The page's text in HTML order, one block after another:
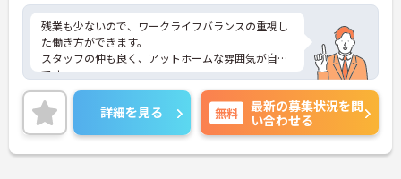
残業も少ないので、ワークライフバランスの重視し
た働き方ができます。
スタッフの仲も良く、アットホームな雰囲気が自慢
です。
ご興味ある方には、面接対策ポイントなど、詳細を
お話しいたしますのでお気軽にご相談ください。
詳細を見る 無料
最新の募集状況を問
い合わせる